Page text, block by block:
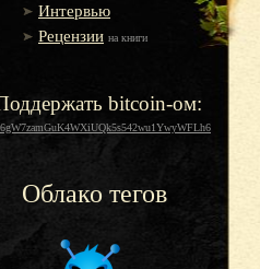
Интервью
Рецензии на книги
bitcoin-ом:
Облако тегов